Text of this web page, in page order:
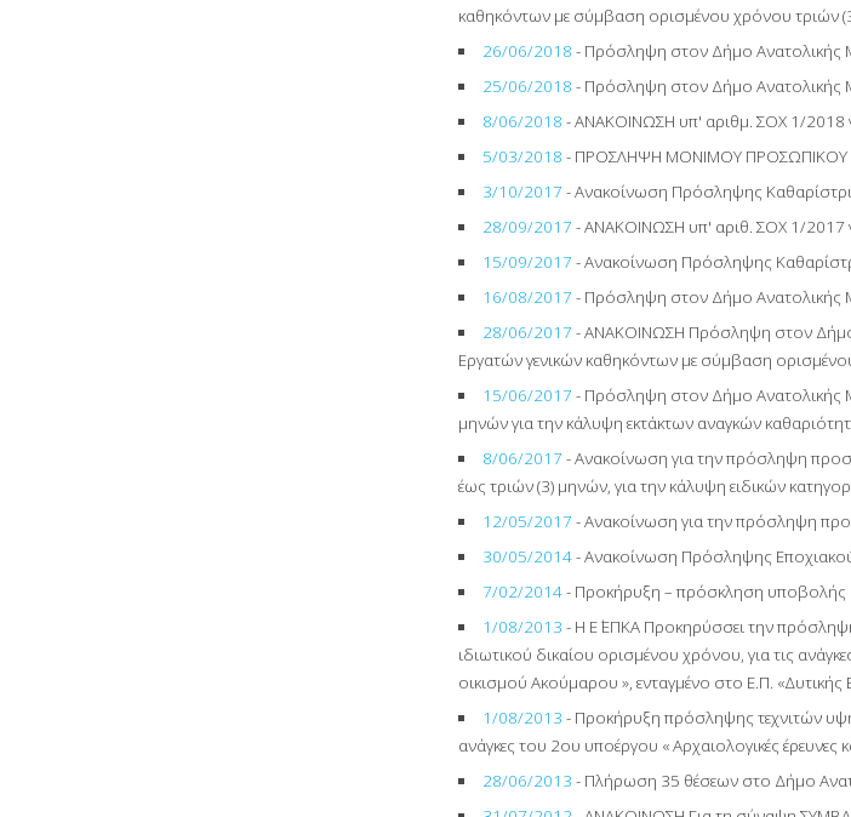
καθηκόντων με σύμβαση ορισμένου χρόνου τριών
26/06/2018 - Πρόσληψη στον Δήμο Ανατολικής
25/06/2018 - Πρόσληψη στον Δήμο Ανατολικής
8/06/2018 - ΑΝΑΚΟΙΝΩΣΗ υπ' αριθμ. ΣΟΧ 1/
5/03/2018 - ΠΡΟΣΛΗΨΗ ΜΟΝΙΜΟΥ ΠΡΟΣΩΠΙΚΟΥ
3/10/2017 - Ανακοίνωση Πρόσληψης
28/09/2017 - ΑΝΑΚΟΙΝΩΣΗ υπ' αριθ. ΣΟΧ 1/
15/09/2017 - Ανακοίνωση Πρόσληψης
16/08/2017 - Πρόσληψη στον Δήμο Ανατολικής
28/06/2017 - ΑΝΑΚΟΙΝΩΣΗ Πρόσληψη στον Δήμο
Εργατών γενικών καθηκόντων με σύμβαση
15/06/2017 - Πρόσληψη στον Δήμο Ανατολικής
μηνών για την κάλυψη εκτάκτων αναγκών
8/06/2017 - Ανακοίνωση για την πρόσληψη
έως τριών (3) μηνών, για την κάλυψη ειδικών
12/05/2017 - Ανακοίνωση για την πρόσληψη
30/05/2014- Ανακοίνωση Πρόσληψης
7/02/2014- Προκήρυξη – πρόσκληση υποβολής
1/08/2013 - Η Ε΄ ΕΠΚΑ Προκηρύσσει την
ιδιωτικού δικαίου ορισμένου χρόνου, για τις
οικισμού Ακούμαρου », ενταγμένο στο Ε.Π.
1/08/2013 - Προκήρυξη πρόσληψης τεχνιτών
ανάγκες του 2ου υποέργου « Αρχαιολογικές
28/06/2013 - Πλήρωση 35 θέσεων στο Δήμο